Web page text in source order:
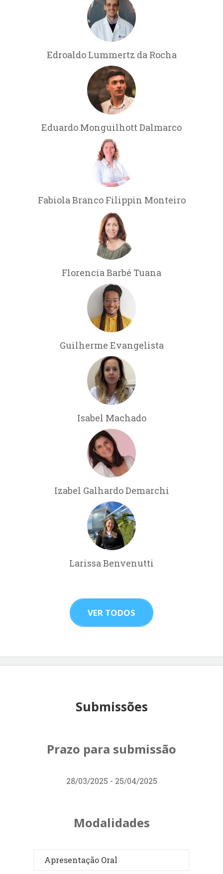
Edroaldo Lummertz da Rocha
Eduardo Monguilhott Dalmarco
Fabiola Branco Filippin Monteiro
Florencia Barbé Tuana
Guilherme Evangelista
Isabel Machado
Izabel Galhardo Demarchi
Larissa Benvenutti
VER TODOS
Submissões
Prazo para submissão
28/03/2025 - 25/04/2025
Modalidades
Apresentação Oral